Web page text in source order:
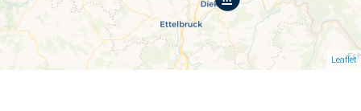
Leaflet